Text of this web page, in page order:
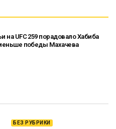
на UFC 259 порадовало Хабиба
победы Махачева
БЕЗ РУБРИКИ